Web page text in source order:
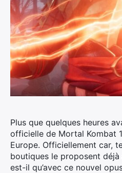
Plus que quelques heures
officielle de Mortal Kombat
Europe. Officiellement car,
boutiques le proposent
est-il qu’avec ce nouvel